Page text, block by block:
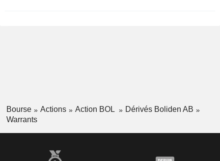
Bourse Actions Action BOL
Dérivés Boliden AB
Warrants